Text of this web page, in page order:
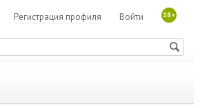
18+
Войти
Регистрация профиля